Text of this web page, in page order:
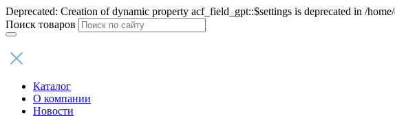
Deprecated: Creation of dynamic property acf_field_gpt::$settings is deprecated in /
Поиск товаров
Каталог
О компании
Новости